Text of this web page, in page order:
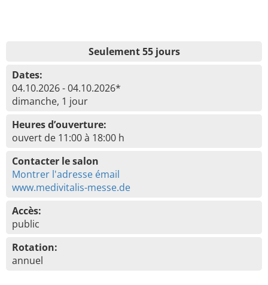
Seulement 55 jours
Dates:
04.10.2026 - 04.10.2026*
dimanche, 1 jour
Heures d’ouverture:
ouvert de 11:00 à 18:00 h
Contacter le salon
Montrer l'adresse émail
www.medivitalis-messe.de
Accès:
public
Rotation:
annuel